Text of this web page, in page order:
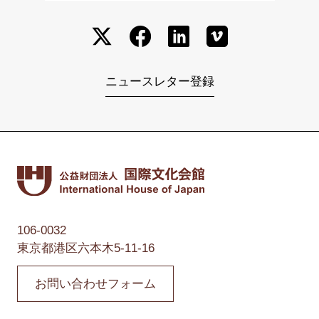
ニュースレター登録
106-0032
東京都港区六本木5-11-16
お問い合わせフォーム